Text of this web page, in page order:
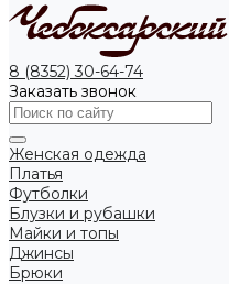
8 (8352) 30-64-74
Заказать звонок
Женская одежда
Платья
Футболки
Блузки и рубашки
Майки и топы
Джинсы
Брюки